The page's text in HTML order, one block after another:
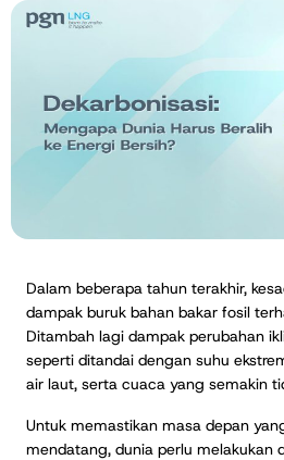
Dalam beberapa tahun terakhir,
dampak buruk bahan bakar fosil
Ditambah lagi dampak perubahan
seperti ditandai dengan suhu
air laut, serta cuaca yang semakin
Untuk memastikan masa depan
mendatang, dunia perlu melakukan